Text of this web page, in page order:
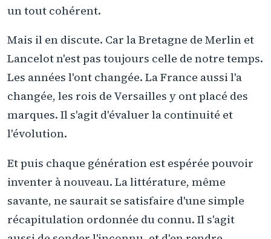
un tout cohérent.
Mais il en discute. Car la Bretagne de Merlin et
Lancelot n'est pas toujours celle de notre temps.
Les années l'ont changée. La France aussi l'a
changée, les rois de Versailles y ont placé des
marques. Il s'agit d'évaluer la continuité et
l'évolution.
Et puis chaque génération est espérée pouvoir
inventer à nouveau. La littérature, même
savante, ne saurait se satisfaire d'une simple
récapitulation ordonnée du connu. Il s'agit